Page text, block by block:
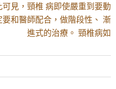
見，頸椎 病即使嚴重到要動
和醫師配合，做階段性、 漸
進式的治療。 頸椎病如